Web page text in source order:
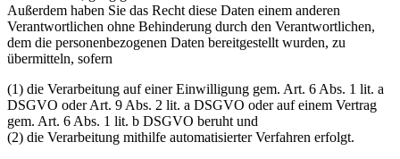
Außerdem haben Sie das Recht diese Daten einem anderen
Verantwortlichen ohne Behinderung durch den Verantwortlichen,
dem die personenbezogenen Daten bereitgestellt wurden, zu
übermitteln, sofern
(1) die Verarbeitung auf einer Einwilligung gem. Art. 6 Abs. 1 lit. a
DSGVO oder Art. 9 Abs. 2 lit. a DSGVO oder auf einem Vertrag
gem. Art. 6 Abs. 1 lit. b DSGVO beruht und
(2) die Verarbeitung mithilfe automatisierter Verfahren erfolgt.